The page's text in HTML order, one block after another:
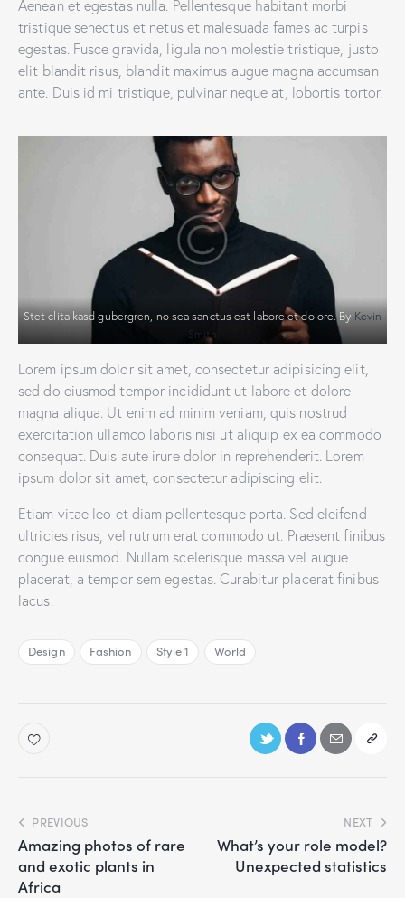
Aenean et egestas nulla. Pellentesque habitant morbi
tristique senectus et netus et malesuada fames ac turpis
egestas. Fusce gravida, ligula non molestie tristique, justo
elit blandit risus, blandit maximus augue magna accumsan
ante. Duis id mi tristique, pulvinar neque at, lobortis tortor.
Stet clita kasd gubergren, no sea sanctus est labore et dolore. By Kevin
Smith
Lorem ipsum dolor sit amet, consectetur adipisicing elit,
sed do eiusmod tempor incididunt ut labore et dolore
magna aliqua. Ut enim ad minim veniam, quis nostrud
exercitation ullamco laboris nisi ut aliquip ex ea commodo
consequat. Duis aute irure dolor in reprehenderit. Lorem
ipsum dolor sit amet, consectetur adipiscing elit.
Etiam vitae leo et diam pellentesque porta. Sed eleifend
ultricies risus, vel rutrum erat commodo ut. Praesent finibus
congue euismod. Nullam scelerisque massa vel augue
placerat, a tempor sem egestas. Curabitur placerat finibus
lacus.
Design Fashion Style 1 World
PREVIOUS
Amazing photos of rare
and exotic plants in
Africa
NEXT
What’s your role model?
Unexpected statistics